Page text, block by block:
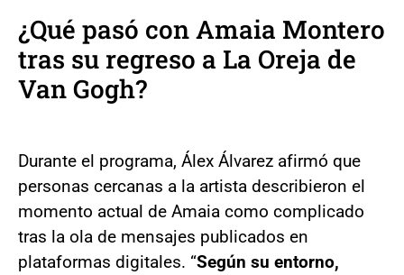
¿Qué pasó con Amaia Montero
tras su regreso a La Oreja de
Van Gogh?
Durante el programa, Álex Álvarez afirmó que
personas cercanas a la artista describieron el
momento actual de Amaia como complicado
tras la ola de mensajes publicados en
plataformas digitales. “Según su entorno,